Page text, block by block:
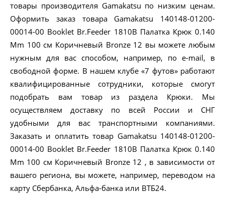
товары производителя Gamakatsu по низким ценам.
Оформить заказ товара Gamakatsu 140148-01200-
00014-00 Booklet Br.Feeder 1810B Палатка Крюк 0.140
Mm 100 см Коричневый Bronze 12 вы можете любым
нужным для вас способом, например, по e-mail, в
свободной форме. В нашем клубе «7 футов» работают
квалифицированные сотрудники, которые смогут
подобрать вам товар из раздела Крюки. Мы
осуществляем доставку по всей России и СНГ
удобными для вас транспортными компаниями.
Заказать и оплатить товар Gamakatsu 140148-01200-
00014-00 Booklet Br.Feeder 1810B Палатка Крюк 0.140
Mm 100 см Коричневый Bronze 12 , в зависимости от
вашего региона, вы можете, например, переводом на
карту Сбербанка, Альфа-банка или ВТБ24.